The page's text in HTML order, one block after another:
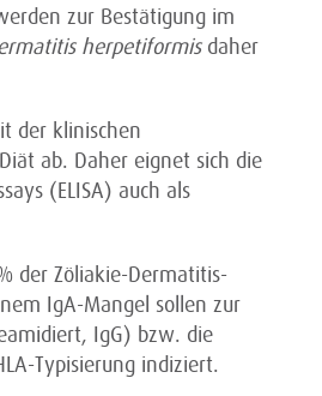
zur Bestätigung im
herpetiformisdaher
der klinischen
ab. Daher eignet sich die
(ELISA) auch als
der Zöliakie-Dermatitis-
IgA-Mangel sollen zur
IgG) bzw. die
Typisierung indiziert.